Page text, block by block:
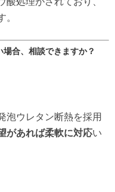
。
合、相談できますか？
泡ウレタン断熱を採用
があれば柔軟に対応い